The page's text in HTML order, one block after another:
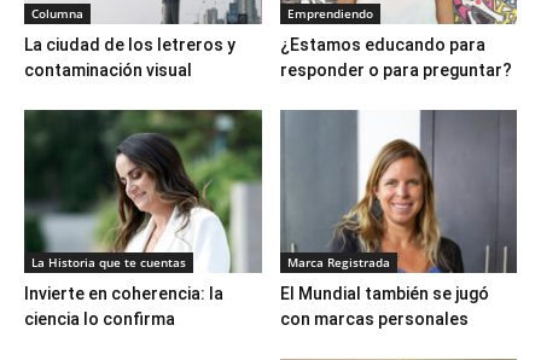
Columna
La ciudad de los letreros y
contaminación visual
Emprendiendo
¿Estamos educando para
responder o para preguntar?
La Historia que te cuentas
Invierte en coherencia: la
ciencia lo confirma
Marca Registrada
El Mundial también se jugó
con marcas personales